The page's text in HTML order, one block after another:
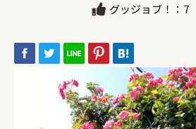
グッジョブ！：7